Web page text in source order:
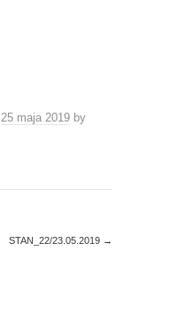
25 maja 2019 by
STAN_22/23.05.2019 →